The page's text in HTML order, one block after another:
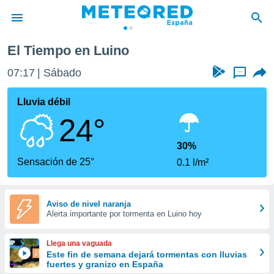
de
por
se
calidad.
a este
las
y
forma
digital
basada
El Tiempo en Luino
07:17 Sábado ...
Lluvia débil
24°
Sensación de 25°
30%
0.1 l/m²
Aviso de nivel naranja
Alerta importante por tormenta en Luino hoy
Llega una vaguada
Este fin de semana dejará tormentas con lluvias
fuertes y granizo en España